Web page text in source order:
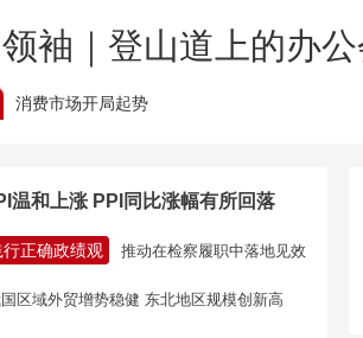
袖｜登山道上的办
消费市场开局起势
温和上涨 PPI同比涨幅有所回落
正确政绩观 推动在检察履职中落地见效
区域外贸增势稳健 东北地区规模创新高